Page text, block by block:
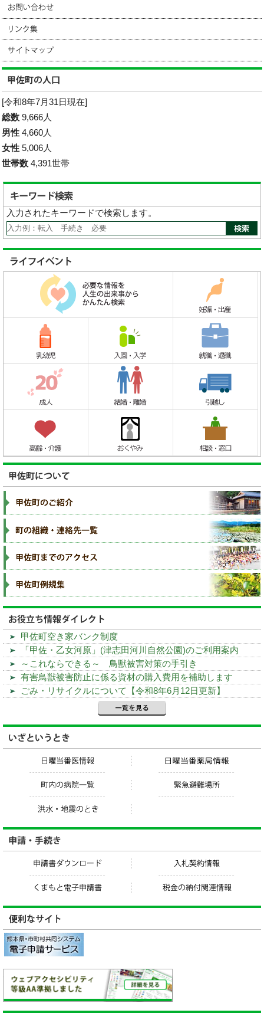
[令和8年7月31日現在]
総数 9,666人
男性 4,660人
女性 5,006人
世帯数 4,391世帯
入力されたキーワードで検索します。
甲佐町空き家バンク制度
「甲佐・乙女河原」(津志田河川自然公園)のご利用案内
～これならできる～ 鳥獣被害対策の手引き
有害鳥獣被害防止に係る資材の購入費用を補助します
ごみ・リサイクルについて【令和8年6月12日更新】